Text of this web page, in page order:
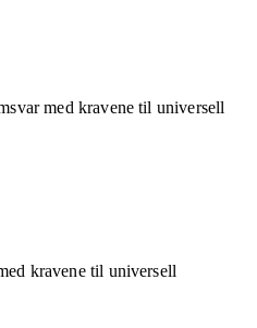
med kravene til universell
kravene til universell